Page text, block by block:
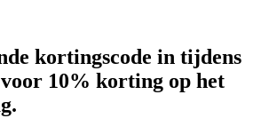
kortingscode in tijdens
10% korting op het